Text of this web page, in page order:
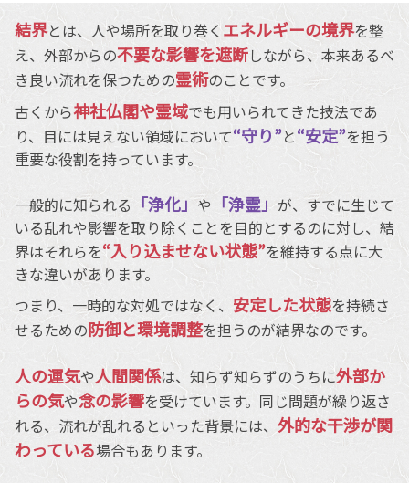
結界とは、人や場所を取り巻く エネルギーの境界を整
え、外部からの不要な影響を遮断しながら、本来あるべ
き良い流れを保つための霊術のことです。
古くから神社仏閣や霊域でも用いられてきた技法であ
り、目には見えない領域において“守り”と“安定”を担う
重要な役割を持っています。
一般的に知られる 「浄化」や 「浄霊」 が、すでに生じて
いる乱れや影響を取り除くことを目的とするのに対し、結
界はそれらを“入り込ませない状態”を維持する点に大
きな違いがあります。
つまり、一時的な対処ではなく、 安定した状態を持続さ
せるための防御と環境調整を担うのが結界なのです。
人の運気や人間関係は、知らず知らずのうちに外部か
らの気や念の影響を受けています。同じ問題が繰り返さ
れる、流れが乱れるといった背景には、 外的な干渉が関
わっている場合もあります。